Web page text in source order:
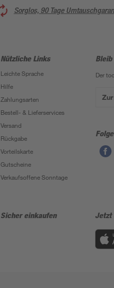
Sorglos, 90 Tage
Nützliche Links
Leichte Sprache
Hilfe
Zahlungsarten
Bestell- & Lieferservices
Versand
Rückgabe
Vorteilskarte
Gutscheine
Verkaufsoffene Sonntage
Der
Sicher einkaufen Jetzt